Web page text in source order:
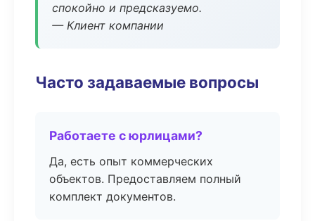
спокойно и предсказуемо.
— Клиент компании
Часто задаваемые вопросы
Работаете с юрлицами?
Да, есть опыт коммерческих
объектов. Предоставляем полный
комплект документов.